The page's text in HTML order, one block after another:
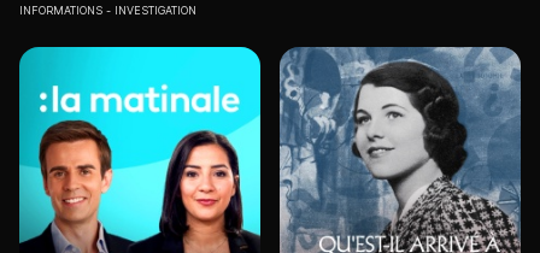
INFORMATIONS INVESTIGATION